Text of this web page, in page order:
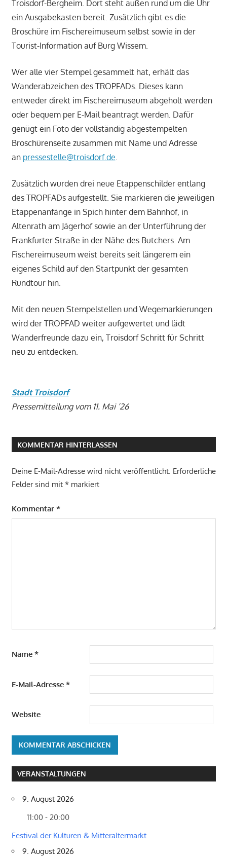
Troisdorf-Bergheim. Dort steht außen rund um die Uhr
ein Ausgabekasten bereit. Zusätzlich gibt es die
Broschüre im Fischereimuseum selbst sowie in der
Tourist-Information auf Burg Wissem.
Wer alle vier Stempel gesammelt hat, erhält das
Wanderabzeichen des TROPFADs. Dieses kann
entweder direkt im Fischereimuseum abgeholt werden
oder bequem per E-Mail beantragt werden. Dafür
genügt ein Foto der vollständig abgestempelten
Broschürenseite zusammen mit Name und Adresse
an pressestelle@troisdorf.de
Zusätzlich wurden drei neue Etappenschilder entlang
des TROPFADs aufgestellt. Sie markieren die jeweiligen
Etappenanfänge in Spich hinter dem Bahnhof, in
Altenrath am Jägerhof sowie an der Unterführung der
Frankfurter Straße in der Nähe des Butchers. Am
Fischereimuseum weist bereits seit längerem ein
eigenes Schild auf den Startpunkt der gesamten
Rundtour hin.
Mit den neuen Stempelstellen und Wegemarkierungen
wird der TROPFAD weiter aufgewertet und lädt
Wanderfreunde dazu ein, Troisdorf Schritt für Schritt
neu zu entdecken.
Stadt Troisdorf
Pressemitteilung vom 11. Mai ’26
KOMMENTAR HINTERLASSEN
Deine E-Mail-Adresse wird nicht veröffentlicht. Erforderliche
Felder sind mit *markiert
Kommentar *
Name *
E-Mail-Adresse *
Website
VERANSTALTUNGEN
9. August 2026
11:00 - 20:00
Festival der Kulturen & Mitteraltermarkt
9. August 2026